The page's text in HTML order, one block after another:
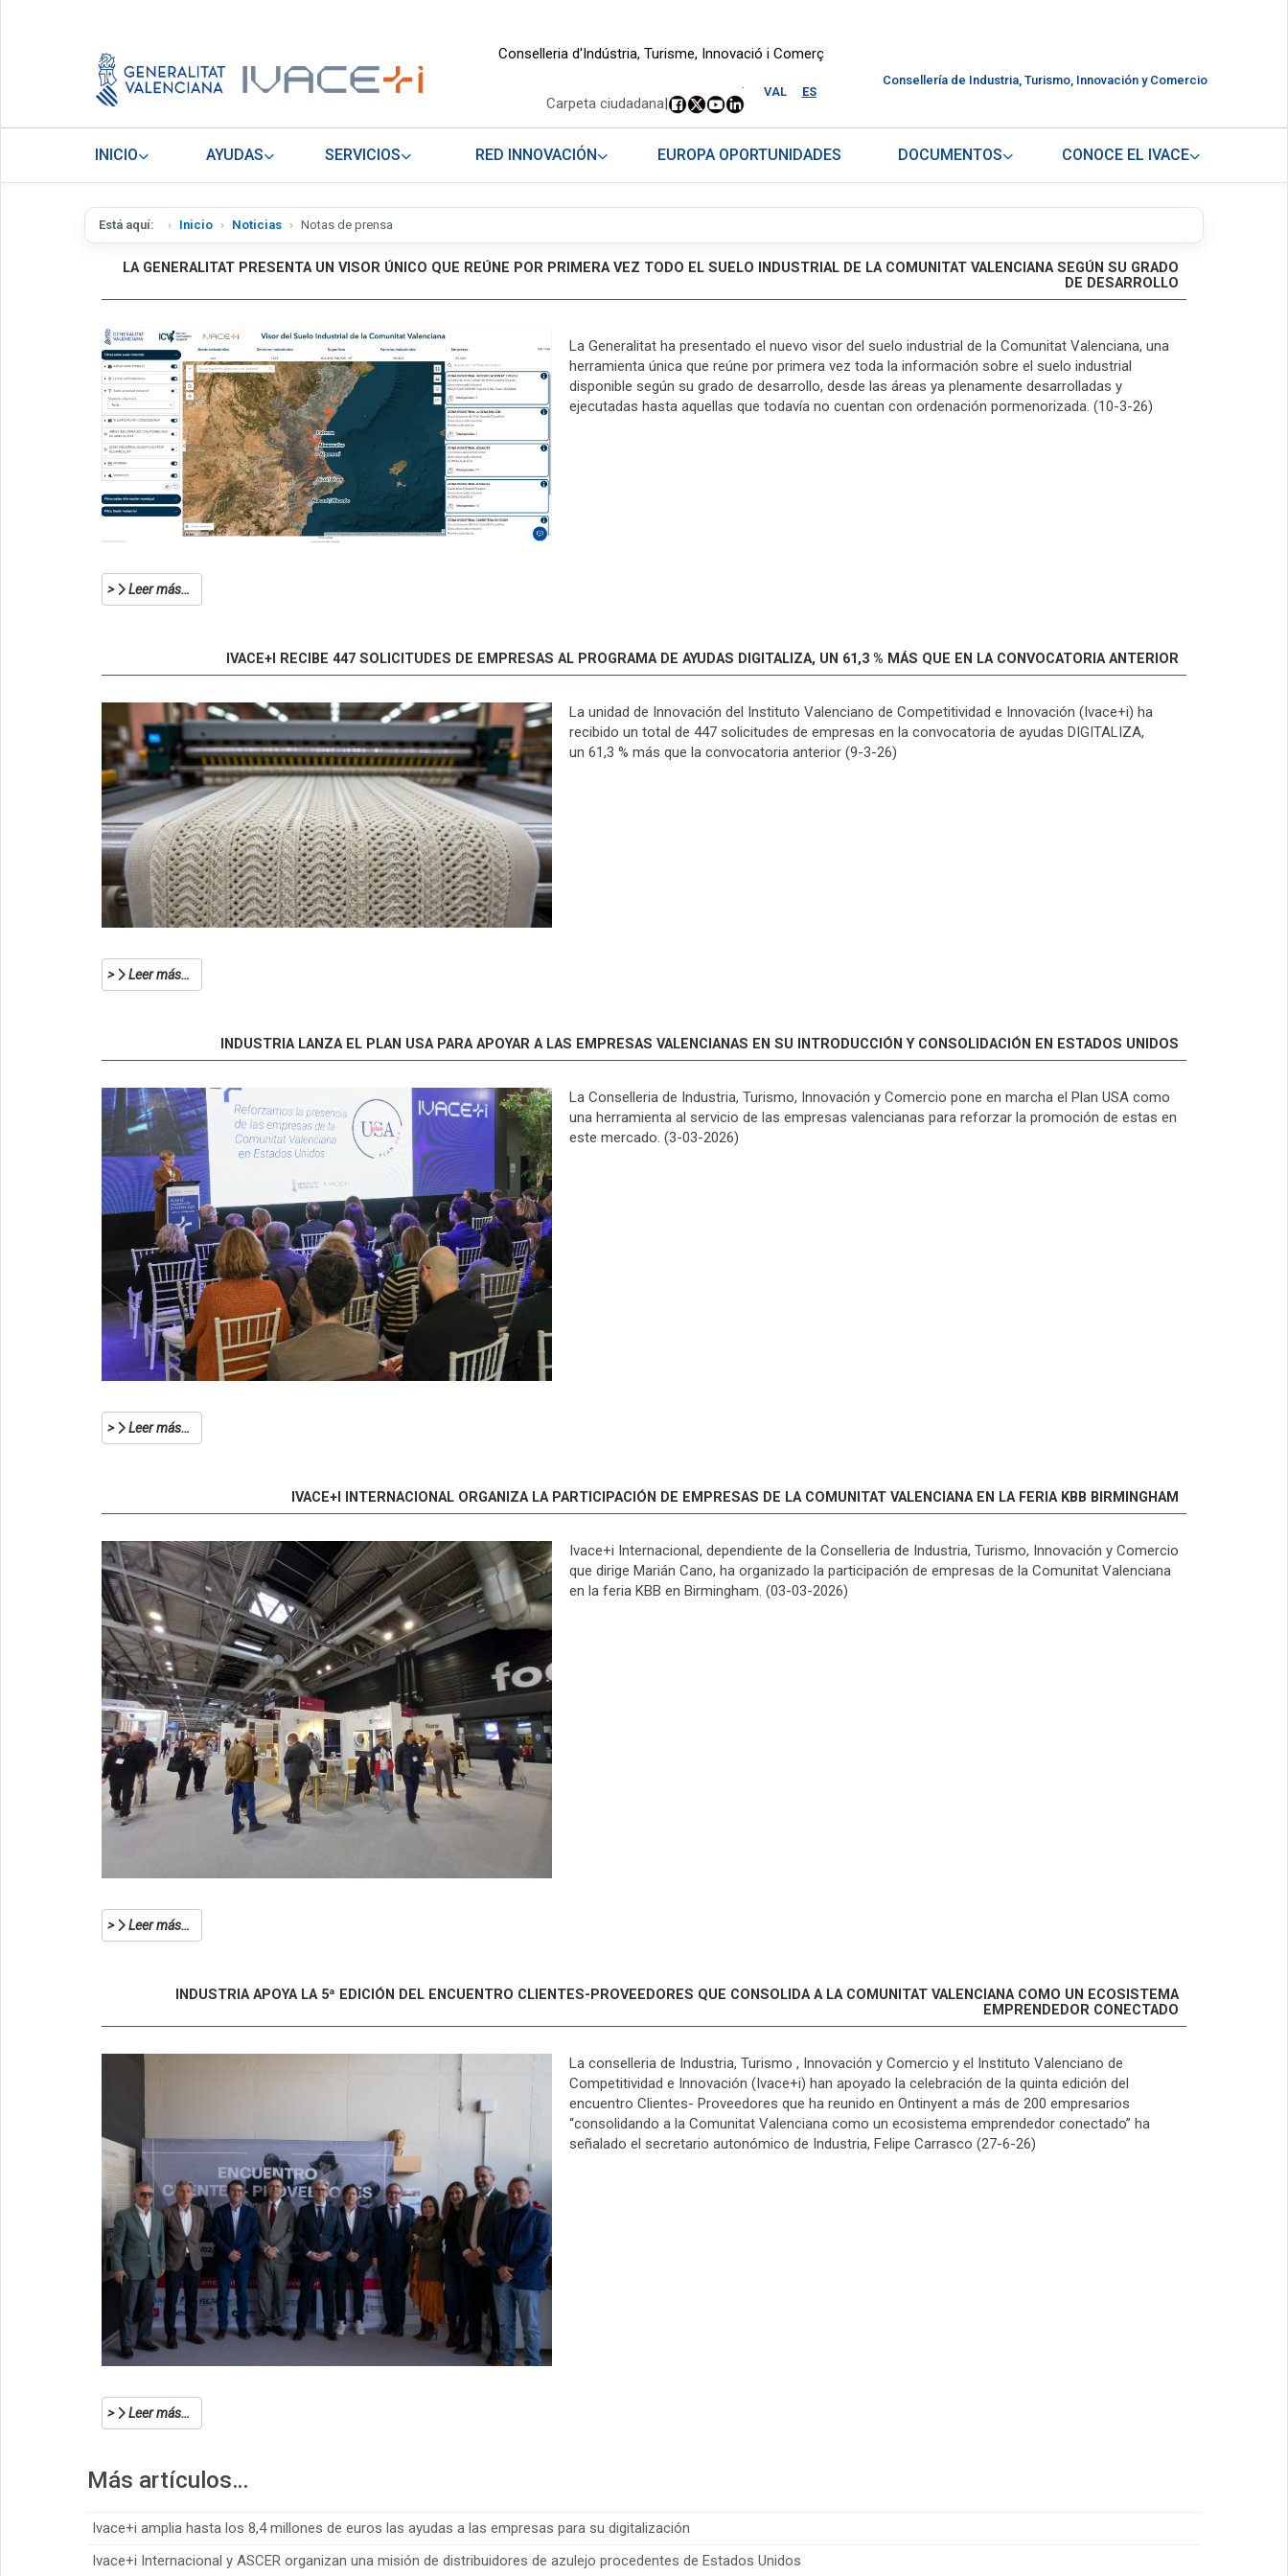
Conselleria d'Indústria, Turisme, Innovació i Comerç
VAL ES
.
Carpeta ciudadana|
Consellería de Industria, Turismo, Innovación y Comercio
INICIO AYUDAS SERVICIOS RED INNOVACIÓN EUROPA OPORTUNIDADES DOCUMENTOS CONOCE EL IVACE
Está aquí: Inicio Noticias Notas de prensa
LA GENERALITAT PRESENTA UN VISOR ÚNICO QUE REÚNE POR PRIMERA VEZ TODO EL SUELO INDUSTRIAL DE LA COMUNITAT VALENCIANA SEGÚN SU GRADO
DE DESARROLLO
La Generalitat ha presentado el nuevo visor del suelo industrial de la Comunitat Valenciana, una
herramienta única que reúne por primera vez toda la información sobre el suelo industrial
disponible según su grado de desarrollo, desde las áreas ya plenamente desarrolladas y
ejecutadas hasta aquellas que todavía no cuentan con ordenación pormenorizada. (10-3-26)
Leer más…
IVACE+I RECIBE 447 SOLICITUDES DE EMPRESAS AL PROGRAMA DE AYUDAS DIGITALIZA, UN 61,3 % MÁS QUE EN LA CONVOCATORIA ANTERIOR
La unidad de Innovación del Instituto Valenciano de Competitividad e Innovación (Ivace+i) ha
recibido un total de 447 solicitudes de empresas en la convocatoria de ayudas DIGITALIZA,
un 61,3 % más que la convocatoria anterior (9-3-26)
Leer más…
INDUSTRIA LANZA EL PLAN USA PARA APOYAR A LAS EMPRESAS VALENCIANAS EN SU INTRODUCCIÓN Y CONSOLIDACIÓN EN ESTADOS UNIDOS
La Conselleria de Industria, Turismo, Innovación y Comercio pone en marcha el Plan USA como
una herramienta al servicio de las empresas valencianas para reforzar la promoción de estas en
este mercado. (3-03-2026)
Leer más…
IVACE+I INTERNACIONAL ORGANIZA LA PARTICIPACIÓN DE EMPRESAS DE LA COMUNITAT VALENCIANA EN LA FERIA KBB BIRMINGHAM
Ivace+i Internacional, dependiente de la Conselleria de Industria, Turismo, Innovación y Comercio
que dirige Marián Cano, ha organizado la participación de empresas de la Comunitat Valenciana
en la feria KBB en Birmingham. (03-03-2026)
Leer más…
INDUSTRIA APOYA LA 5ª EDICIÓN DEL ENCUENTRO CLIENTES-PROVEEDORES QUE CONSOLIDA A LA COMUNITAT VALENCIANA COMO UN ECOSISTEMA
EMPRENDEDOR CONECTADO
La conselleria de Industria, Turismo , Innovación y Comercio y el Instituto Valenciano de
Competitividad e Innovación (Ivace+i) han apoyado la celebración de la quinta edición del
encuentro Clientes- Proveedores que ha reunido en Ontinyent a más de 200 empresarios
“consolidando a la Comunitat Valenciana como un ecosistema emprendedor conectado” ha
señalado el secretario autonómico de Industria, Felipe Carrasco (27-6-26)
Leer más…
Más artículos…
Ivace+i amplia hasta los 8,4 millones de euros las ayudas a las empresas para su digitalización
Ivace+i Internacional y ASCER organizan una misión de distribuidores de azulejo procedentes de Estados Unidos